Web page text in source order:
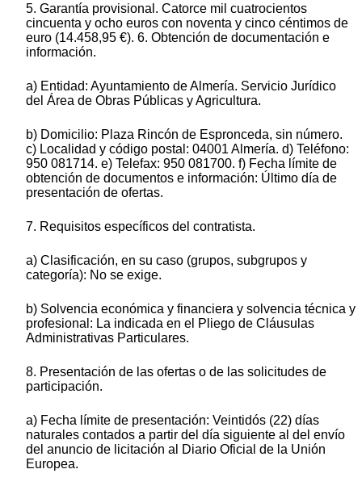
5. Garantía provisional. Catorce mil cuatrocientos
cincuenta y ocho euros con noventa y cinco céntimos de
euro (14.458,95 €). 6. Obtención de documentación e
información.
a) Entidad: Ayuntamiento de Almería. Servicio Jurídico
del Área de Obras Públicas y Agricultura.
b) Domicilio: Plaza Rincón de Espronceda, sin número.
c) Localidad y código postal: 04001 Almería. d) Teléfono:
950 081714. e) Telefax: 950 081700. f) Fecha límite de
obtención de documentos e información: Último día de
presentación de ofertas.
7. Requisitos específicos del contratista.
a) Clasificación, en su caso (grupos, subgrupos y
categoría): No se exige.
b) Solvencia económica y financiera y solvencia técnica y
profesional: La indicada en el Pliego de Cláusulas
Administrativas Particulares.
8. Presentación de las ofertas o de las solicitudes de
participación.
a) Fecha límite de presentación: Veintidós (22) días
naturales contados a partir del día siguiente al del envío
del anuncio de licitación al Diario Oficial de la Unión
Europea.